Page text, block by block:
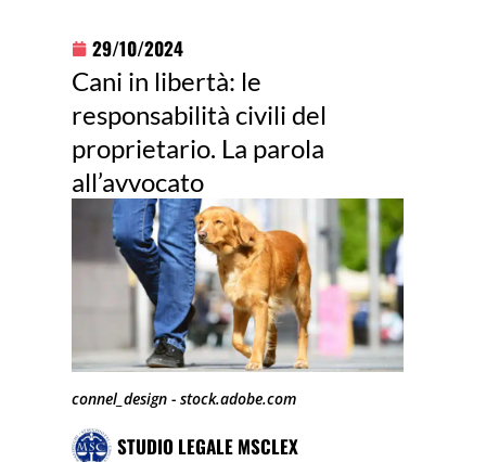
29/10/2024
Cani in libertà: le
responsabilità civili del
proprietario. La parola
all’avvocato
connel_design - stock.adobe.com
STUDIO LEGALE MSCLEX